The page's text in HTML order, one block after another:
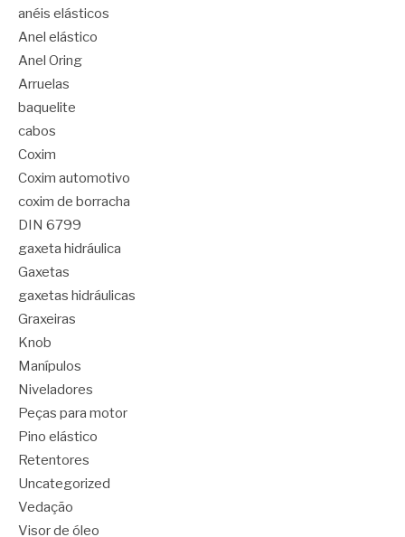
anéis elásticos
Anel elástico
Anel Oring
Arruelas
baquelite
cabos
Coxim
Coxim automotivo
coxim de borracha
DIN 6799
gaxeta hidráulica
Gaxetas
gaxetas hidráulicas
Graxeiras
Knob
Manípulos
Niveladores
Peças para motor
Pino elástico
Retentores
Uncategorized
Vedação
Visor de óleo